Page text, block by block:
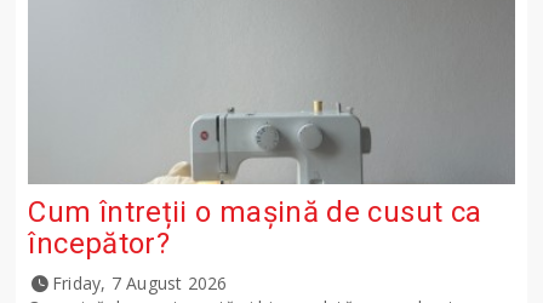
Cum întreții o mașină de cusut ca
începător?
Friday, 7 August 2026